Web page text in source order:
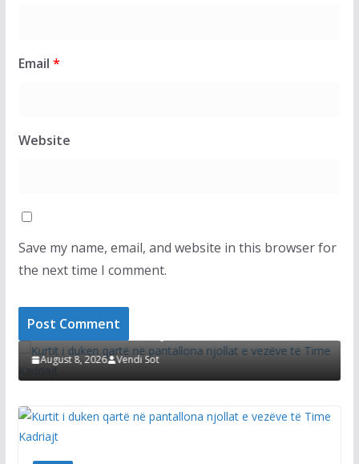
Email *
Website
Save my name, email, and website in this browser for
the next time I comment.
Kurtit i duken qartë në pantallona njollat e
vezëve të Time Kadriajt
August 8, 2026 Vendi Sot